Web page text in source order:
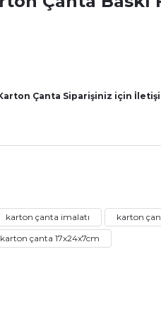
Çanta Siparişiniz için
veya görüntülenemiyor.
bilgiler bulunuyor.
karton çanta imalatı karton
karton çanta 17x24x7cm